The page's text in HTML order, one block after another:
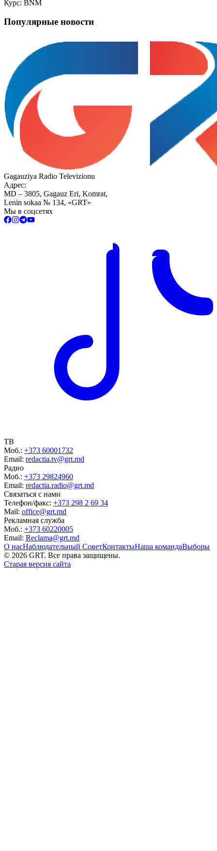
Курс: BNM
Популярные новости
Gagauziya Radio Televizionu
Адрес:
MD – 3805, Gagauz Eri, Komrat,
Lenin sokaa № 134, «GRT»
Мы в соцсетях
ТВ
Моб.: +373 60001732
Email: redactia.tv@grt.md
Радио
Моб.: +373 29824960
Email: redactia.radio@grt.md
Связаться с нами
Телефон/факс: +373 298 2 69 34
Mail: office@grt.md
Рекламная служба
Моб.: +373 60220005
Email: Reclama@grt.md
О насНаблюдательный СоветКонтактыНаша командаВыборы
© 2026 GRT. Все права защищены.
Старая версия сайта